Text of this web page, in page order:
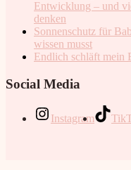
Entwicklung – und
denken
Sonnenschutz für
wissen musst
Endlich schläft mein
Social Media
Instagram